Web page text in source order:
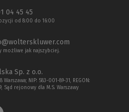
04 45 45
od 8:00 do 16:00
możliwe jak najszybciej.
Sp. z o.o.
NIP: 583-001-89-31, REGON:
Sąd rejonowy dla M.S. Warszawy